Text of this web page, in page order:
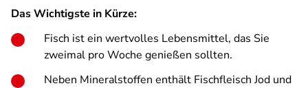
Das Wichtigste in Kürze:
Fisch ist ein wertvolles Lebensmittel, das Sie
zweimal pro Woche genießen sollten.
Neben Mineralstoffen enthält Fischfleisch Jod und